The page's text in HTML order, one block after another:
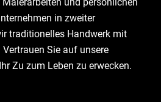
in zweiter
traditionelles Handwerk mit
Sie auf unsere
Zu zum Leben zu erwecken.